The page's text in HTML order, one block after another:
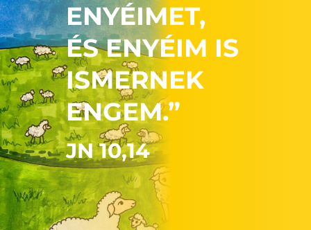
ENYÉIMET,
ÉS ENYÉIM IS
ISMERNEK
ENGEM.”
JN 10,14